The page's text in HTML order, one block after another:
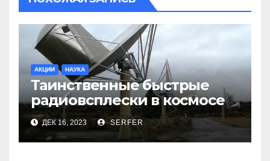
АКЦИИ НАУКА
Таинственные быстрые
радиовсплески в космосе
сделались все более
странными
ДЕК 16, 2023 SERFER